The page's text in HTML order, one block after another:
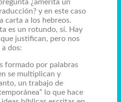
¿amerita un
y en este caso
carta a los hebreos.
es un rotundo, sí. Hay
justifican, pero nos
dos:
formado por palabras
se multiplican y
un trabajo de
lo que hace